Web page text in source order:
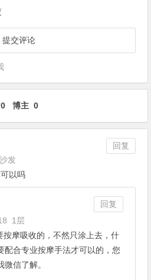
0 博主 0
回复
沙发
以吗
回复
1层
按摩吸收的，不然只涂上去，什
配合专业按摩手法才可以的，您
信了解。